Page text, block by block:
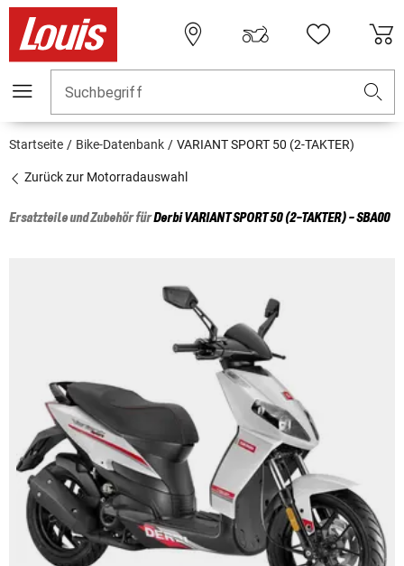
Suchbegriff
Startseite Bike-Datenbank VARIANT SPORT 50 (2-TAKTER)
Zurück zur Motorradauswahl
Ersatzteile und Zubehör fürDerbiVARIANT SPORT 50 (2-TAKTER) - SBA00